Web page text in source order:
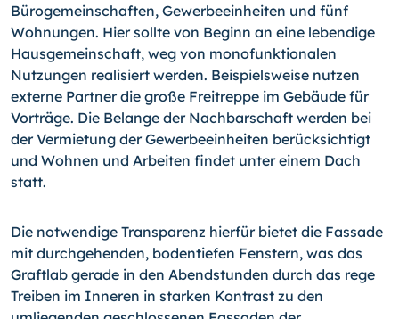
Bürogemeinschaften, Gewerbeeinheiten und fünf
Wohnungen. Hier sollte von Beginn an eine lebendige
Hausgemeinschaft, weg von monofunktionalen
Nutzungen realisiert werden. Beispielsweise nutzen
externe Partner die große Freitreppe im Gebäude für
Vorträge. Die Belange der Nachbarschaft werden bei
der Vermietung der Gewerbeeinheiten berücksichtigt
und Wohnen und Arbeiten findet unter einem Dach
statt.
Die notwendige Transparenz hierfür bietet die Fassade
mit durchgehenden, bodentiefen Fenstern, was das
Graftlab gerade in den Abendstunden durch das rege
Treiben im Inneren in starken Kontrast zu den